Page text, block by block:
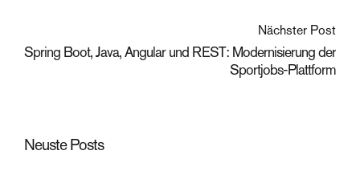
Nächster Post
Spring Boot, Java, Angular und REST: Modernisierung der
Sportjobs-Plattform
Neuste Posts